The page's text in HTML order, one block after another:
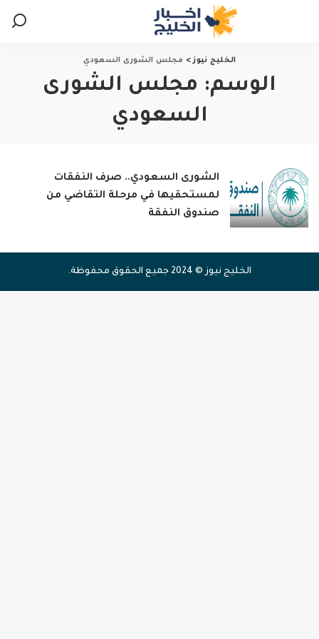
الخليج نيوز> مجلس الشورى السعودي
الوسم: مجلس الشورى
السعودي
الشورى السعودي.. صرف النفقات
لمستحقيها في مرحلة التقاضي من
صندوق النفقة
الخليج نيوز © 2024 جميع الحقوق محفوظة.